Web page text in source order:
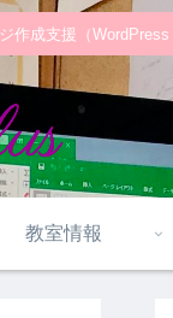
支援（WordPress /
教室情報